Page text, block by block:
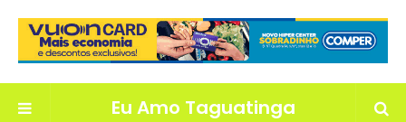
Eu Amo Taguatinga